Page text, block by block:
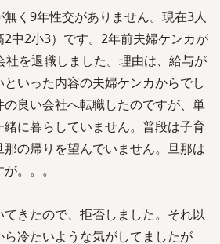
く9年性交がありません。現在3人
中2小3）です。2年前夫婦ケンカが
社を退職しました。理由は、給与が
いった内容の夫婦ケンカからでし
良い会社へ転職したのですが、単
に暮らしていません。普段は子育
の帰りを望んでいません。旦那は
。。。
きたので、拒否しました。それ以
冷たいような気がしてましたが